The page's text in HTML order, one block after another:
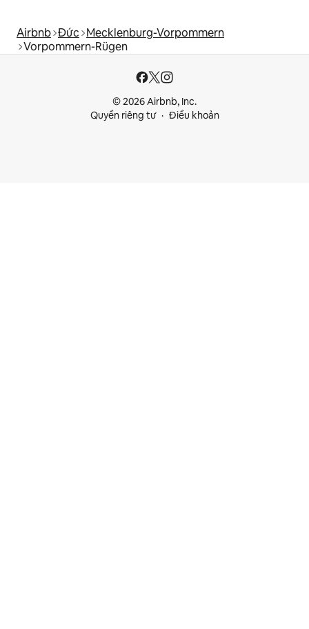
Airbnb Đức Mecklenburg-Vorpommern
Vorpommern-Rügen
© 2026 Airbnb, Inc.
Quyền riêng tư
Điều khoản